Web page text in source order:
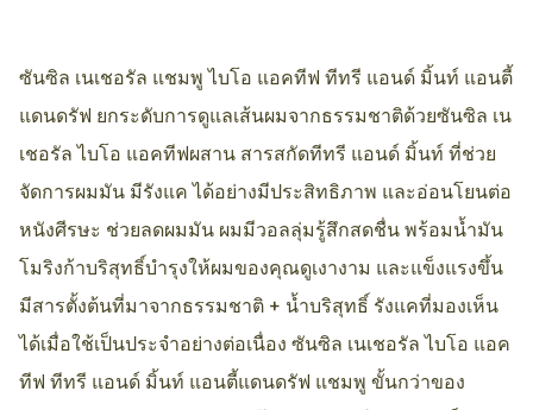
ซันซิล เนเชอรัล แชมพู ไบโอ แอคทีฟ ทีทรี แอนด์ มิ้นท์ แอนตี้
แดนดรัฟ ยกระดับการดูแลเส้นผมจากธรรมชาติด้วยซันซิล เน
เชอรัล ไบโอ แอคทีฟผสาน สารสกัดทีทรี แอนด์ มิ้นท์ ที่ช่วย
จัดการผมมัน มีรังแค ได้อย่างมีประสิทธิภาพ และอ่อนโยนต่อ
หนังศีรษะ ช่วยลดผมมัน ผมมีวอลลุ่มรู้สึกสดชื่น พร้อมน้ำมัน
โมริงก้าบริสุทธิ์บำรุงให้ผมของคุณดูเงางาม และแข็งแรงขึ้น
มีสารตั้งต้นที่มาจากธรรมชาติ + น้ำบริสุทธิ์ รังแคที่มองเห็น
ได้เมื่อใช้เป็นประจำอย่างต่อเนื่อง ซันซิล เนเชอรัล ไบโอ แอค
ทีฟ ทีทรี แอนด์ มิ้นท์ แอนตี้แดนดรัฟ แชมพู ขั้นกว่าของ